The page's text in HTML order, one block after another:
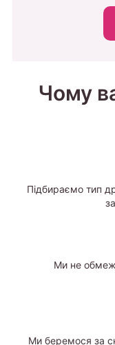
Чому
Підбираємо тип
Ми не
Ми беремося за